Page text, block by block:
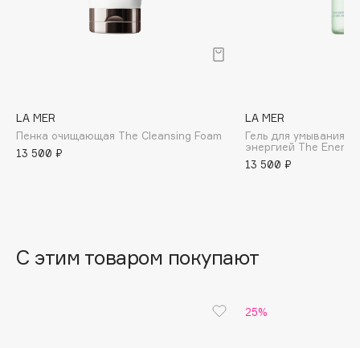
Banderas
Basicare
Batiste
beautyblender
LA MER
Пенка очищающая The Cleansing Foam
13 500 ₽
LA MER
Гель для умывания
энергией The
13 500 ₽
С этим товаром покупают
25%